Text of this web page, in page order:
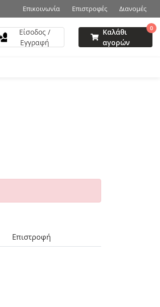
Επικοινωνία Επιστροφές Διανομές
Είσοδος /
Εγγραφή
Καλάθι
αγορών
0
Επιστροφή